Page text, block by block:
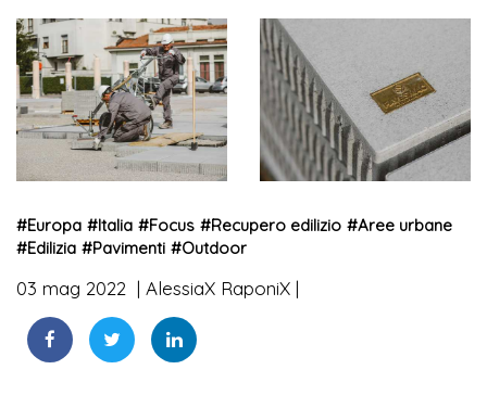
#Europa #Italia #Focus #Recupero edilizio #Aree urbane
#Edilizia #Pavimenti #Outdoor
03 mag 2022 AlessiaX RaponiX